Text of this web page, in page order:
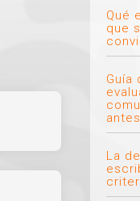
Qué
que
Guía
La